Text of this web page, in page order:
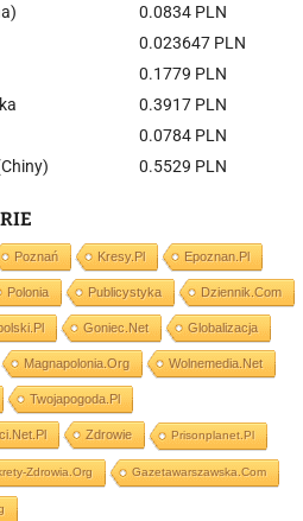
0.0834 PLN
0.023647 PLN
0.1779 PLN
0.3917 PLN
0.0784 PLN
0.5529 PLN
Poznań Kresy.pl Epoznan.pl
Polonia Publicystyka Dziennik.com
Goniec.net Globalizacja
Magnapolonia.org Wolnemedia.net
Twojapogoda.pl
Zdrowie Prisonplanet.pl
Zdrowia.org Gazetawarszawska.com